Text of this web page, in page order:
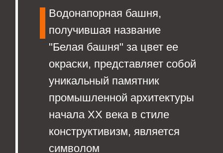
Однако несмотря на высокую историко-
культурной ценность, в настоящее
время Белая башня находится в
весьма неудовлетворительном
состоянии из-за недостаточного уровня
вовлеченности жителей города и
сохранения инженерного и
архитектурного наследия, а также